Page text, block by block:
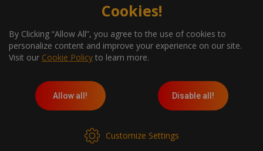
AND INFORMATION SECURITY.
*Gambling can be addictive, play responsibly
Information about the player support measures on the website:
COPYRIGHT © 2026. TODOS LOS DERECHOS RESERVADOS
Cookies!
By Clicking “Allow All”, you agree to the use of cookies to
personalize content and improve your experience on our site.
Visit our Cookie Policy to learn more.
Allow all! Disable all!
Customize Settings